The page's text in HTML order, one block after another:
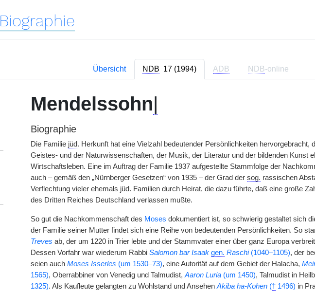
Biographie
Übersicht NDB 17 (1994) ADB NDB-online
Mendelssohn|
Biographie
Die Familie jüd. Herkunft hat eine Vielzahl bedeutender Persönlichkeiten hervorgebracht,
Geistes- und der Naturwissenschaften, der Musik, der Literatur und der bildenden Kunst
Wirtschaftsleben. Eine im Auftrag der Familie 1937 aufgestellte Stammfolge der
auch – gemäß den „Nürnberger Gesetzen“ von 1935 – der Grad der sog. rassischen
Verflechtung vieler ehemals jüd. Familien durch Heirat, die dazu führte, daß eine große
des Dritten Reiches Deutschland verlassen mußte.
So gut die Nachkommenschaft des Moses dokumentiert ist, so schwierig gestaltet sich
der Familie seiner Mutter findet sich eine Reihe von bedeutenden Persönlichkeiten. So
Treves ab, der um 1220 in Trier lebte und der Stammvater einer über ganz Europa
Dessen Vorfahr war wiederum Rabbi Salomon bar Isaak gen. Raschi(1040–1105), der
seien auch Moses Isserles (um 1530–73), eine Autorität auf dem Gebiet der Halacha,
1565), Oberrabbiner von Venedig und Talmudist, Aaron Luria(um 1450), Talmudist in
1325). Als Kaufleute gelangten zu Wohlstand und Ansehen Akiba ha-Kohen(†1496) in